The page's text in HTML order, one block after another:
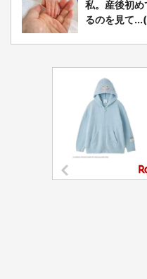
私。産後初
るのを見て